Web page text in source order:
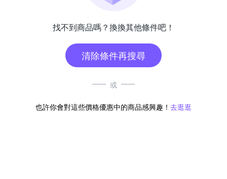
找不到商品嗎？換換其他條件吧！
清除條件再搜尋
或
也許你會對這些價格優惠中的商品感興趣！ 去逛逛